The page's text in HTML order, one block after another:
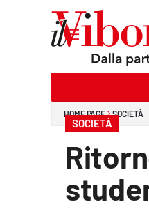
HOME PAGE SOCIETÀ
SOCIETÀ